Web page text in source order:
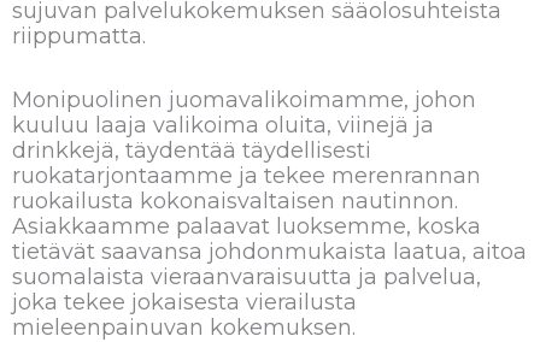
sujuvan palvelukokemuksen sääolosuhteista
riippumatta.
Monipuolinen juomavalikoimamme, johon
kuuluu laaja valikoima oluita, viinejä ja
drinkkejä, täydentää täydellisesti
ruokatarjontaamme ja tekee merenrannan
ruokailusta kokonaisvaltaisen nautinnon.
Asiakkaamme palaavat luoksemme, koska
tietävät saavansa johdonmukaista laatua, aitoa
suomalaista vieraanvaraisuutta ja palvelua,
joka tekee jokaisesta vierailusta
mieleenpainuvan kokemuksen.